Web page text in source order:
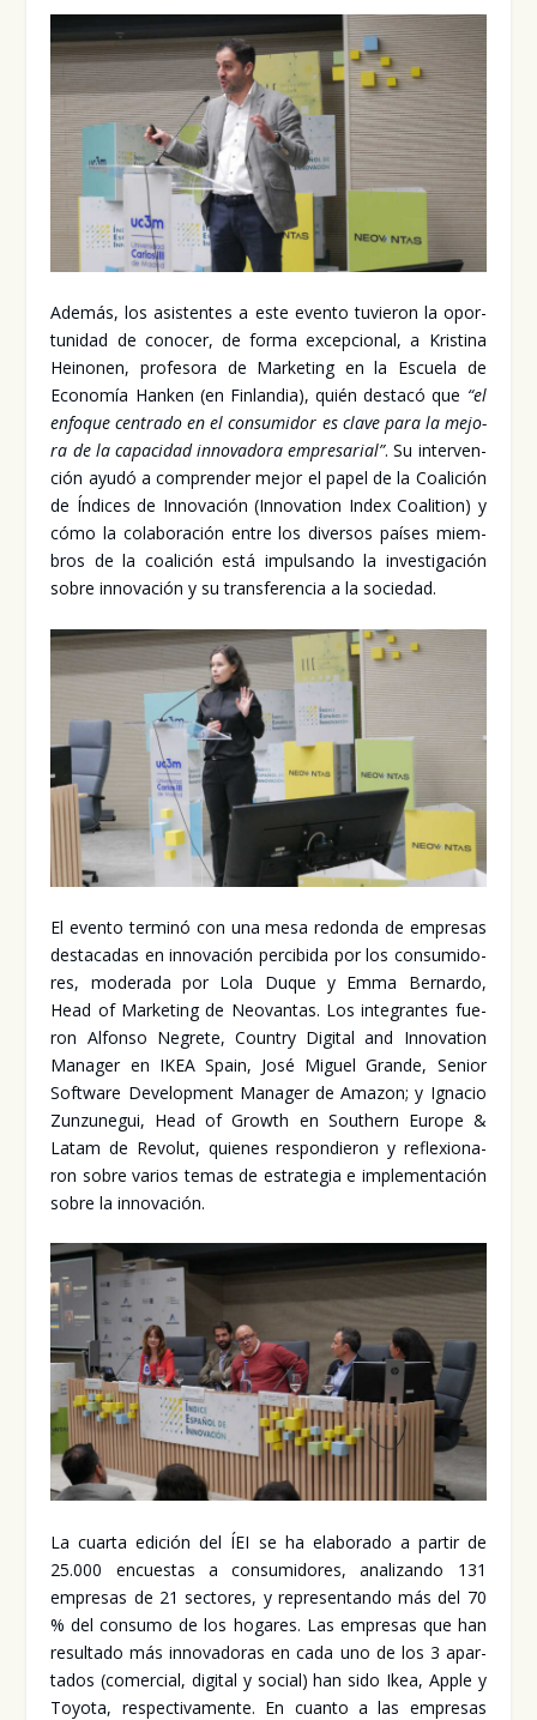
Ade­más, los asis­ten­tes a este even­to tuvie­ron la opor­
tu­ni­dad de cono­cer, de for­ma excep­cio­nal, a Kris­ti­na
Hei­no­nen, pro­fe­so­ra de Mar­ke­ting en la Escue­la de
Eco­no­mía Han­ken (en Fin­lan­dia), quién des­ta­có que “el
enfo­que cen­tra­do en el con­su­mi­dor es cla­ve para la mejo­
ra de la capa­ci­dad inno­va­do­ra empre­sa­rial”. Su inter­ven­
ción ayu­dó a com­pren­der mejor el papel de la Coa­li­ción
de Índi­ces de Inno­va­ción (Inno­va­tion Index Coali­tion) y
cómo la cola­bo­ra­ción entre los diver­sos paí­ses miem­
bros de la coa­li­ción está impul­san­do la inves­ti­ga­ción
sobre inno­va­ción y su trans­fe­ren­cia a la socie­dad.
El even­to ter­mi­nó con una mesa redon­da de empre­sas
des­ta­ca­das en inno­va­ción per­ci­bi­da por los con­su­mi­do­
res, mode­ra­da por Lola Duque y Emma Ber­nar­do,
Head of Mar­ke­ting de Neo­van­tas. Los inte­gran­tes fue­
ron Alfon­so Negre­te, Country Digi­tal and Inno­va­tion
Mana­ger en IKEA Spain, José Miguel Gran­de, Senior
Soft­wa­re Deve­lop­ment Mana­ger de Ama­zon; y Igna­cio
Zun­zu­ne­gui, Head of Growth en Southern Euro­pe &
Latam de Revo­lut, quie­nes res­pon­die­ron y refle­xio­na­
ron sobre varios temas de estra­te­gia e imple­men­ta­ción
sobre la inno­va­ción.
La cuar­ta edi­ción del ÍEI se ha ela­bo­ra­do a par­tir de
25.000 encues­tas a con­su­mi­do­res, ana­li­zan­do 131
empre­sas de 21 sec­to­res, y repre­sen­tan­do más del 70
% del con­su­mo de los hoga­res. Las empre­sas que han
resul­ta­do más inno­va­do­ras en cada uno de los 3 apar­
ta­dos (comer­cial, digi­tal y social) han sido Ikea, Apple y
Toyo­ta, res­pec­ti­va­men­te. En cuan­to a las empre­sas